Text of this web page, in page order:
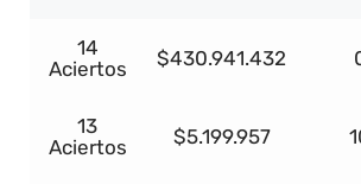
14
Aciertos
$430.941.432
13
Aciertos
$5.199.957